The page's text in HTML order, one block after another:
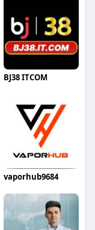
BJ38 ITCOM
vaporhub9684